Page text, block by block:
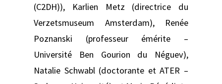
(C2DH)), Karlien Metz (directrice du
Verzetsmuseum Amsterdam), Renée
Poznanski (professeur émérite –
Université Ben Gourion du Néguev),
Natalie Schwabl (doctorante et ATER –